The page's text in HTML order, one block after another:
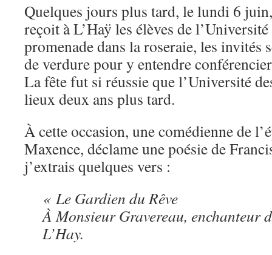
Quelques jours plus tard, le lundi 6
reçoit à L’Haÿ les élèves de
promenade dans la roseraie, les invités
de verdure pour y entendre
La fête fut si réussie que l’Université
lieux deux ans plus tard.
À cette occasion, une comédienne de
Maxence, déclame une poésie de
j’extrais quelques vers :
« Le Gardien du Rêve
À Monsieur Gravereau, enchanteur
L’Hay.